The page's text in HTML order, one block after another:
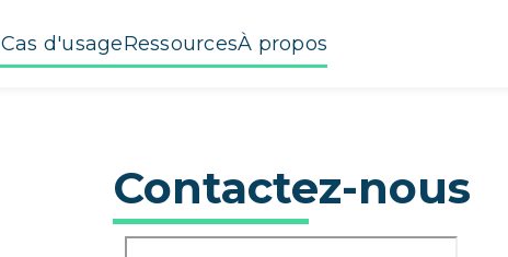
Cas d'usageRessourcesÀ propos
Contactez-nous